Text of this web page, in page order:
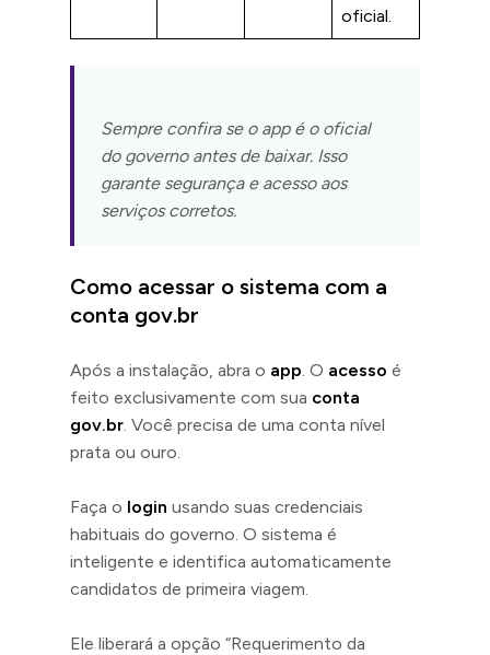
oficial.
Sempre confira se o appé o oficial
do governo antes de baixar. Isso
garante segurança e acesso aos
serviços corretos.
Como acessar o sistema com a
conta gov.br
Após a instalação, abra o app. O acesso é
feito exclusivamente com sua conta
gov.br. Você precisa de uma conta nível
prata ou ouro.
Faça o login usando suas credenciais
habituais do governo. O sistema é
inteligente e identifica automaticamente
candidatos de primeira viagem.
Ele liberará a opção “Requerimento da